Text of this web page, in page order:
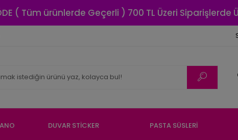
( Tüm ürünlerde Geçerli ) 700 TL Üzeri Siparişlerde
DUVAR STİCKER PASTA SÜSLERİ